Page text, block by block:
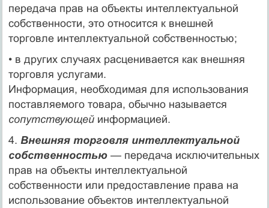
передача прав на объекты интеллектуальной
собственности, это относится к внешней
торговле интеллектуальной собственностью;
• в других случаях расценивается как внешняя
торговля услугами.
Информация, необходимая для использования
поставляемого то­вара, обычно называется
сопутствующей информацией.
4. Внешняя торговля интеллектуальной
собственностью — передача исключительных
прав на объекты интеллектуальной
собственности или предоставление права на
использование объектов интеллектуаль­ной